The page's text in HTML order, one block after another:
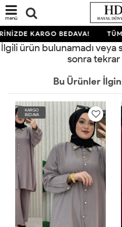
menü
KARGO BEDAVA!
İlgili ürün bulunamadı veya
sonra
Bu Ürünler
KARGO
BEDAVA